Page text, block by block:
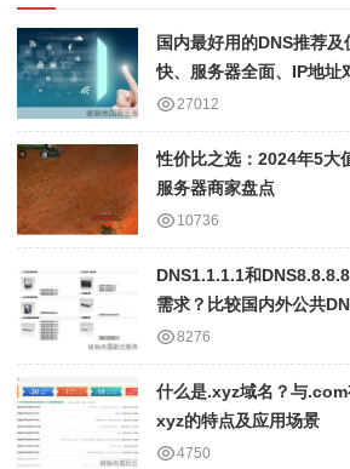
国内最好用的DNS推荐
快、服务器全面、IP地址
27012
性价比之选：2024年5大
服务器商家盘点
10736
DNS1.1.1.1和
需求？比较国内外公共
8276
什么是.xyz域名？与
xyz的特点及应用场景
4750